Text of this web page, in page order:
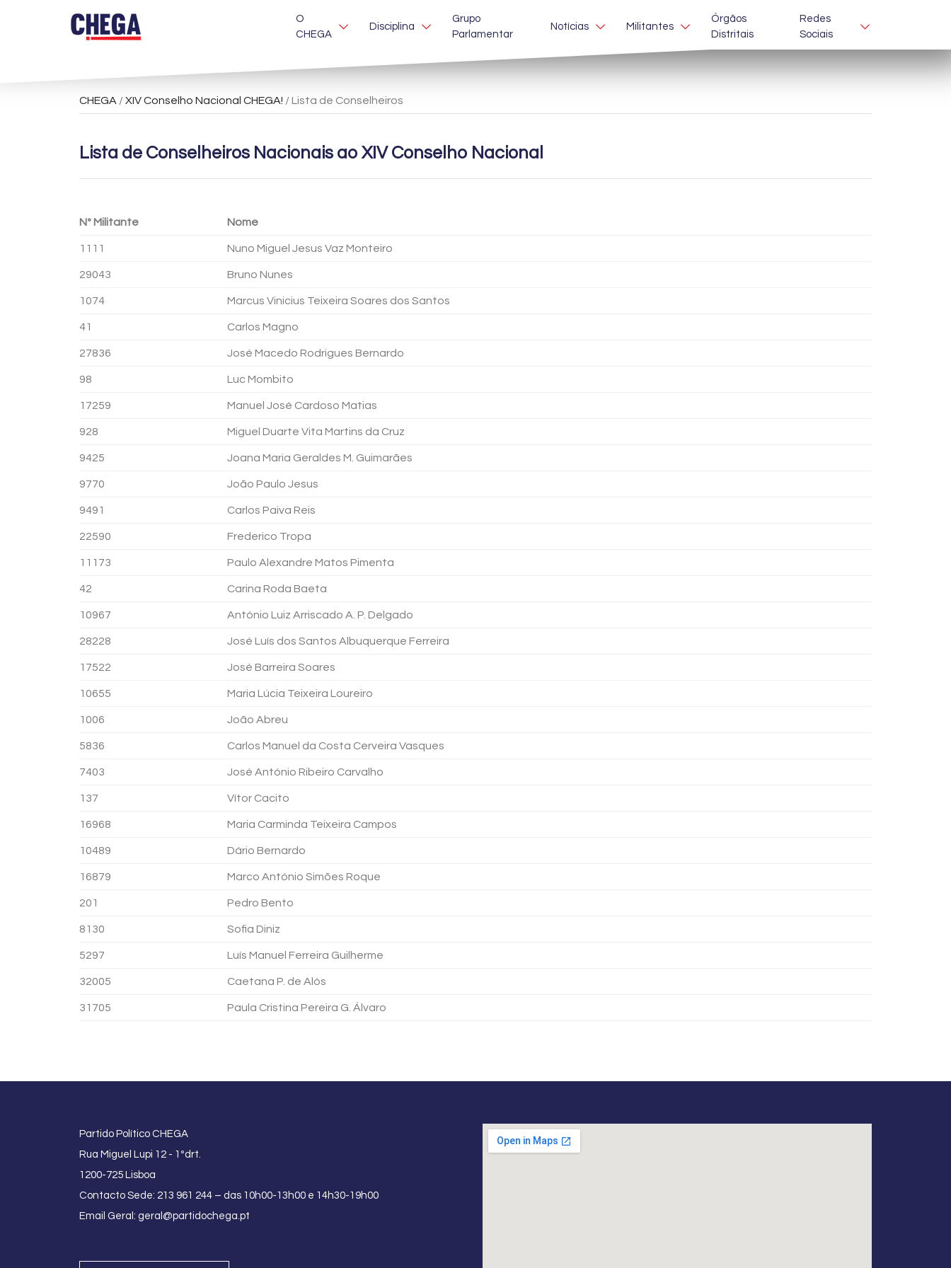
O
CHEGA
Disciplina
Grupo
Parlamentar
Notícias Militantes
Órgãos
Distritais
Redes
Sociais
CHEGA /XIV Conselho Nacional CHEGA! / Lista de Conselheiros
Lista de Conselheiros Nacionais ao XIV Conselho Nacional
Nº Militante Nome
1111 Nuno Miguel Jesus Vaz Monteiro
29043 Bruno Nunes
1074 Marcus Vinicius Teixeira Soares dos Santos
41 Carlos Magno
27836 José Macedo Rodrigues Bernardo
98 Luc Mombito
17259 Manuel José Cardoso Matias
928 Miguel Duarte Vita Martins da Cruz
9425 Joana Maria Geraldes M. Guimarães
9770 João Paulo Jesus
9491 Carlos Paiva Reis
22590 Frederico Tropa
11173 Paulo Alexandre Matos Pimenta
42 Carina Roda Baeta
10967 António Luiz Arriscado A. P. Delgado
28228 José Luís dos Santos Albuquerque Ferreira
17522 José Barreira Soares
10655 Maria Lúcia Teixeira Loureiro
1006 João Abreu
5836 Carlos Manuel da Costa Cerveira Vasques
7403 José António Ribeiro Carvalho
137 Vítor Cacito
16968 Maria Carminda Teixeira Campos
10489 Dário Bernardo
16879 Marco António Simões Roque
201 Pedro Bento
8130 Sofia Diniz
5297 Luís Manuel Ferreira Guilherme
32005 Caetana P. de Alós
31705 Paula Cristina Pereira G. Álvaro
Partido Político CHEGA
Rua Miguel Lupi 12 - 1ºdrt.
1200-725 Lisboa
Contacto Sede: 213 961 244 – das 10h00-13h00 e 14h30-19h00
Email Geral: geral@partidochega.pt